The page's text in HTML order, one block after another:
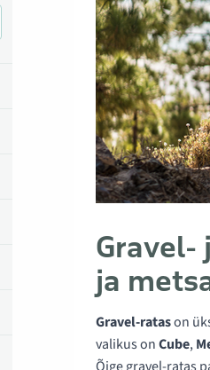
Gravel-
ja
Gravel-ratason
valikus onCube,